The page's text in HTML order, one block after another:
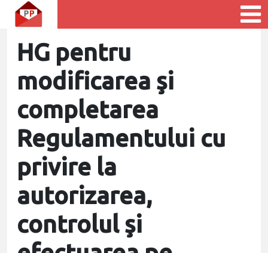
HG pentru
modificarea şi
completarea
Regulamentului cu
privire la
autorizarea,
controlul şi